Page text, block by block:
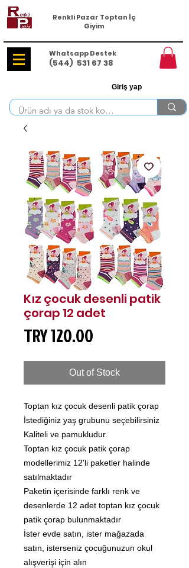
Renkli Pazar Toptan İç
Giyim
Whatsapp Destek
(544) 531 67 38
Giriş yap
Kız çocuk desenli patik
çorap 12 adet
TRY 120.00
Out of Stock
Toptan kız çocuk desenli patik çorap
İstediğiniz yaş grubunu seçebilirsiniz
Kaliteli ve pamukludur.
Toptan kız çocuk patik çorap
modellerimiz 12'li paketler halinde
satılmaktadır
Paketin içerisinde farklı renk ve
desenlerde 12 adet toptan kız çocuk
patik çorap bulunmaktadır
İster evde satın, ister mağazada
satın, isterseniz çocuğunuzun okul
alışverişi için alın